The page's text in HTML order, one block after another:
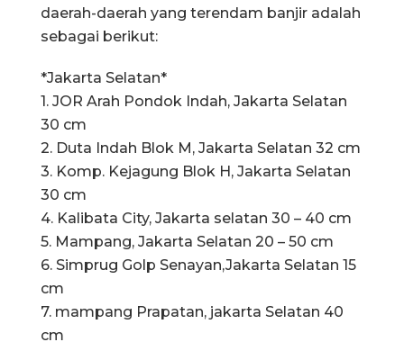
daerah-daerah yang terendam banjir adalah
sebagai berikut:
*Jakarta Selatan*
1. JOR Arah Pondok Indah, Jakarta Selatan
30 cm
2. Duta Indah Blok M, Jakarta Selatan 32 cm
3. Komp. Kejagung Blok H, Jakarta Selatan
30 cm
4. Kalibata City, Jakarta selatan 30 – 40 cm
5. Mampang, Jakarta Selatan 20 – 50 cm
6. Simprug Golp Senayan,Jakarta Selatan 15
cm
7. mampang Prapatan, jakarta Selatan 40
cm